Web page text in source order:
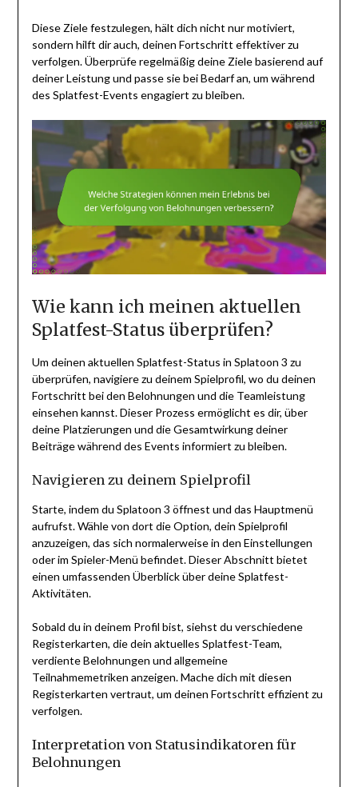
Diese Ziele festzulegen, hält dich nicht nur motiviert,
sondern hilft dir auch, deinen Fortschritt effektiver zu
verfolgen. Überprüfe regelmäßig deine Ziele basierend auf
deiner Leistung und passe sie bei Bedarf an, um während
des Splatfest-Events engagiert zu bleiben.
Wie kann ich meinen aktuellen
Splatfest-Status überprüfen?
Um deinen aktuellen Splatfest-Status in Splatoon 3 zu
überprüfen, navigiere zu deinem Spielprofil, wo du deinen
Fortschritt bei den Belohnungen und die Teamleistung
einsehen kannst. Dieser Prozess ermöglicht es dir, über
deine Platzierungen und die Gesamtwirkung deiner
Beiträge während des Events informiert zu bleiben.
Navigieren zu deinem Spielprofil
Starte, indem du Splatoon 3 öffnest und das Hauptmenü
aufrufst. Wähle von dort die Option, dein Spielprofil
anzuzeigen, das sich normalerweise in den Einstellungen
oder im Spieler-Menü befindet. Dieser Abschnitt bietet
einen umfassenden Überblick über deine Splatfest-
Aktivitäten.
Sobald du in deinem Profil bist, siehst du verschiedene
Registerkarten, die dein aktuelles Splatfest-Team,
verdiente Belohnungen und allgemeine
Teilnahmemetriken anzeigen. Mache dich mit diesen
Registerkarten vertraut, um deinen Fortschritt effizient zu
verfolgen.
Interpretation von Statusindikatoren für
Belohnungen